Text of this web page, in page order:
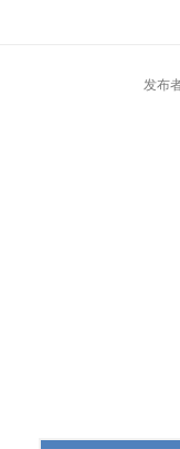
发布